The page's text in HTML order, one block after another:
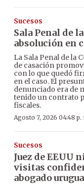
Sucesos
Sala Penal de
absolución en
La Sala Penal de la
de casación
con lo que quedó
en el caso. El
denunciado era de
tenido un contrato
fiscales.
Agosto 7, 2026 04:48 p.
Sucesos
Juez de EEUU
visitas
abogado